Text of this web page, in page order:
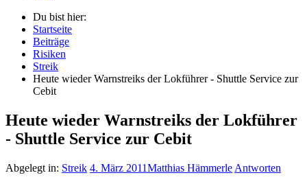
Du bist hier:
Startseite
Beiträge
Risiken
Streik
Heute wieder Warnstreiks der Lokführer - Shuttle Service zur
Cebit
Heute wieder Warnstreiks der Lokführer
- Shuttle Service zur Cebit
Abgelegt in: Streik 4. März 2011Matthias Hämmerle Antworten